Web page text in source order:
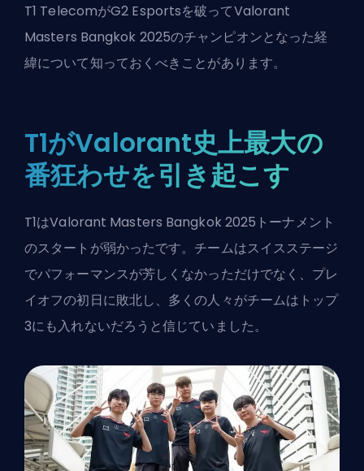
T1 TelecomがG2 Esportsを破ってValorant
Masters Bangkok 2025のチャンピオンとなった経
緯について知っておくべきことがあります。
T1がValorant史上最大の
番狂わせを引き起こす
T1はValorant Masters Bangkok 2025トーナメント
のスタートが弱かったです。チームはスイスステージ
でパフォーマンスが芳しくなかっただけでなく、プレ
イオフの初日に敗北し、多くの人々がチームはトップ
3にも入れないだろうと信じていました。